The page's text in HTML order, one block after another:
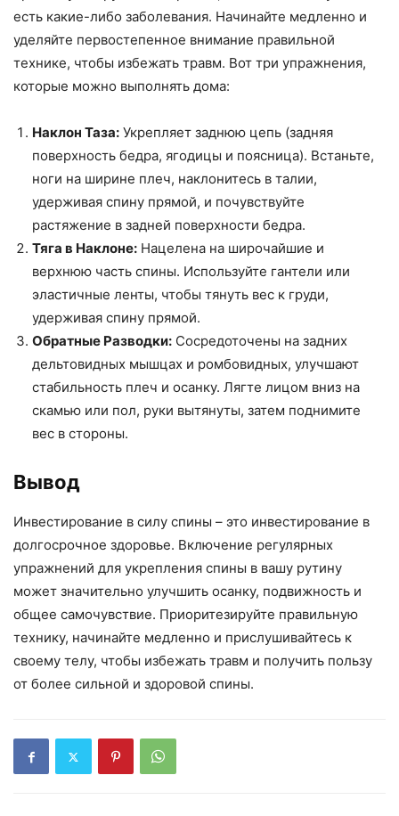
есть какие-либо заболевания. Начинайте медленно и
уделяйте первостепенное внимание правильной
технике, чтобы избежать травм. Вот три упражнения,
которые можно выполнять дома:
Наклон Таза: Укрепляет заднюю цепь (задняя
поверхность бедра, ягодицы и поясница). Встаньте,
ноги на ширине плеч, наклонитесь в талии,
удерживая спину прямой, и почувствуйте
растяжение в задней поверхности бедра.
Тяга в Наклоне: Нацелена на широчайшие и
верхнюю часть спины. Используйте гантели или
эластичные ленты, чтобы тянуть вес к груди,
удерживая спину прямой.
Обратные Разводки: Сосредоточены на задних
дельтовидных мышцах и ромбовидных, улучшают
стабильность плеч и осанку. Лягте лицом вниз на
скамью или пол, руки вытянуты, затем поднимите
вес в стороны.
Вывод
Инвестирование в силу спины – это инвестирование в
долгосрочное здоровье. Включение регулярных
упражнений для укрепления спины в вашу рутину
может значительно улучшить осанку, подвижность и
общее самочувствие. Приоритезируйте правильную
технику, начинайте медленно и прислушивайтесь к
своему телу, чтобы избежать травм и получить пользу
от более сильной и здоровой спины.